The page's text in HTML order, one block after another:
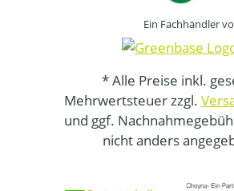
Ein Fachhändler
* Alle Preise inkl.
Mehrwertsteuer zzgl.
und ggf.
nicht anders